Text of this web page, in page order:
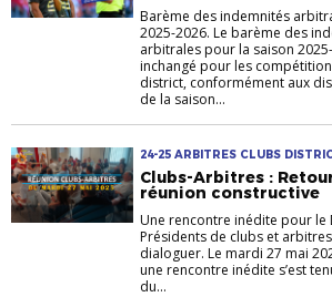
Barème des indemnités
2025-2026. Le barème des
arbitrales pour la saison
inchangé pour les
district, conformément aux
de la saison...
24-25 ARBITRES CLUBS
Clubs-Arbitres :
réunion constructive
Une rencontre inédite pour le
Présidents de clubs et
dialoguer. Le mardi 27 mai
une rencontre inédite s’est
du...